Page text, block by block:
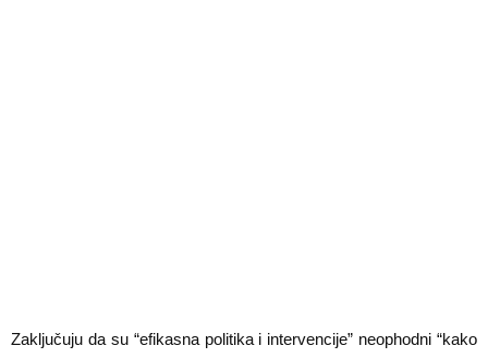
Zaključuju da su “efikasna politika i intervencije” neophodni “kako